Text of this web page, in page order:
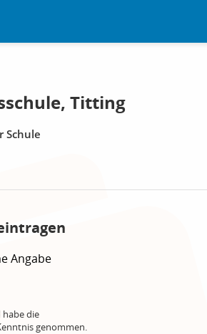
Titting
Schule
Angabe
habe die
genommen.